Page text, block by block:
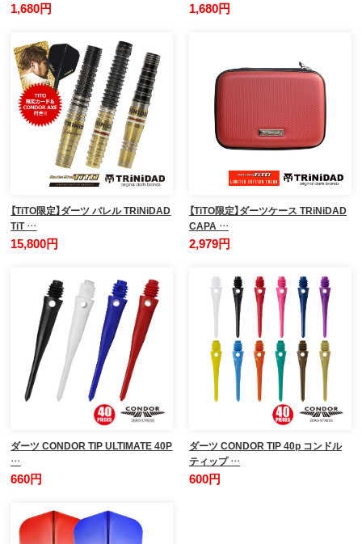
1,680円 1,680円
【TiTO限定】ダーツ バレル TRiNiDAD
TiT …
15,800円
【TiTO限定】ダーツケース TRiNiDAD
CAPA …
2,979円
ダーツ CONDOR TIP ULTIMATE 40P
…
660円
ダーツ CONDOR TIP 40p コンドル
ティップ …
600円